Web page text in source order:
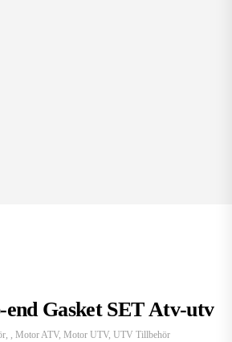
end Gasket SET Atv-utv
, , Motor ATV, Motor UTV, UTV Tillbehör